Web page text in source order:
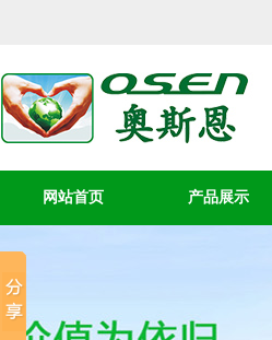
网站首页 产品展示